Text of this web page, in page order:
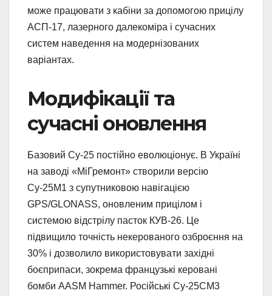
може працювати з кабіни за допомогою прицілу
АСП-17, лазерного далекоміра і сучасних
систем наведення на модернізованих
варіантах.
Модифікації та
сучасні оновлення
Базовий Су-25 постійно еволюціонує. В Україні
на заводі «МіГремонт» створили версію
Су-25М1 з супутниковою навігацією
GPS/GLONASS, оновленим прицілом і
системою відстрілу пасток КУВ-26. Це
підвищило точність некерованого озброєння на
30% і дозволило використовувати західні
боєприпаси, зокрема французькі керовані
бомби AASM Hammer. Російські Су-25СМ3